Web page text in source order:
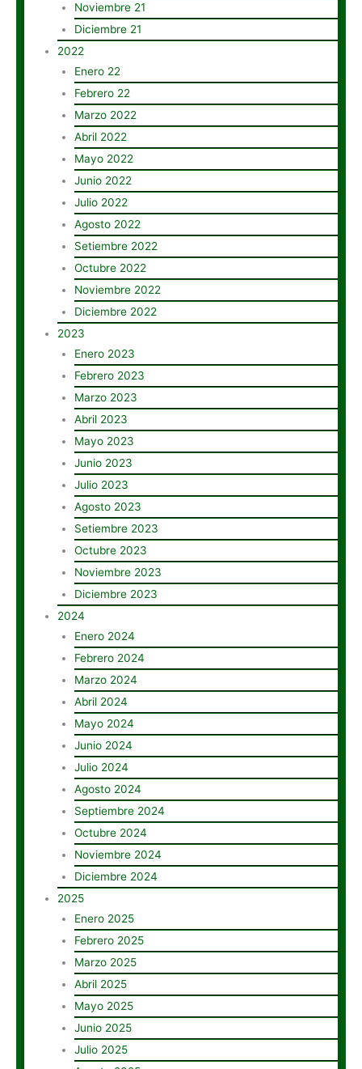
Noviembre 21
Diciembre 21
2022
Enero 22
Febrero 22
Marzo 2022
Abril 2022
Mayo 2022
Junio 2022
Julio 2022
Agosto 2022
Setiembre 2022
Octubre 2022
Noviembre 2022
Diciembre 2022
2023
Enero 2023
Febrero 2023
Marzo 2023
Abril 2023
Mayo 2023
Junio 2023
Julio 2023
Agosto 2023
Setiembre 2023
Octubre 2023
Noviembre 2023
Diciembre 2023
2024
Enero 2024
Febrero 2024
Marzo 2024
Abril 2024
Mayo 2024
Junio 2024
Julio 2024
Agosto 2024
Septiembre 2024
Octubre 2024
Noviembre 2024
Diciembre 2024
2025
Enero 2025
Febrero 2025
Marzo 2025
Abril 2025
Mayo 2025
Junio 2025
Julio 2025